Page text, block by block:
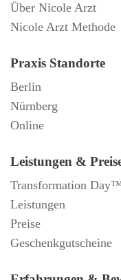
Über Nicole Arzt
Nicole Arzt Methode
Praxis Standorte
Berlin
Nürnberg
Online
Leistungen &
Transformation
Leistungen
Preise
Geschenkgutscheine